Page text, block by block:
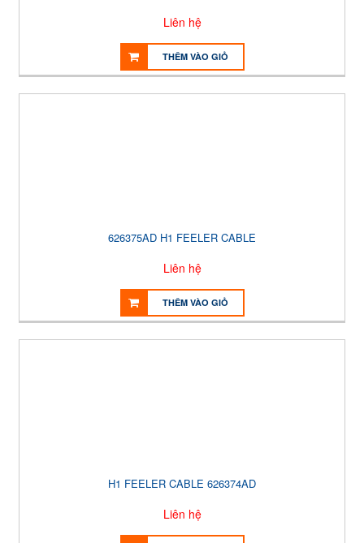
Liên hệ
THÊM VÀO GIỎ
626375AD H1 FEELER CABLE
Liên hệ
THÊM VÀO GIỎ
H1 FEELER CABLE 626374AD
Liên hệ